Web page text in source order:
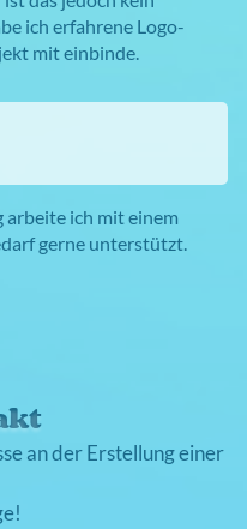
ich erfahrene Logo-
mit einbinde.
arbeite ich mit einem
gerne unterstützt.
an der Erstellung einer